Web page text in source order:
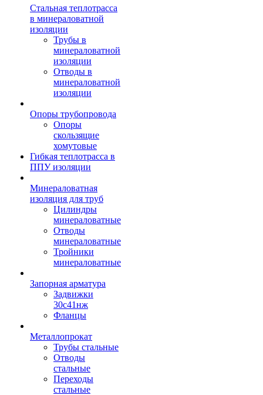
Стальная теплотрасса
в минераловатной
изоляции
Трубы в
минераловатной
изоляции
Отводы в
минераловатной
изоляции
Опоры трубопровода
Опоры
скользящие
хомутовые
Гибкая теплотрасса в
ППУ изоляции
Минераловатная
изоляция для труб
Цилиндры
минераловатные
Отводы
минераловатные
Тройники
минераловатные
Запорная арматура
Задвижки
30с41нж
Фланцы
Металлопрокат
Трубы стальные
Отводы
стальные
Переходы
стальные